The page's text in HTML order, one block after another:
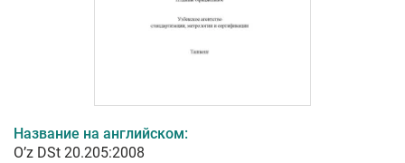
Название на английском:
O’z DSt 20.205:2008